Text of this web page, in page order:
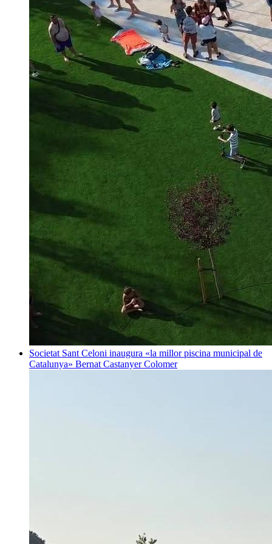
Societat Sant Celoni inaugura «la millor piscina municipal de
Catalunya» Bernat Castanyer Colomer